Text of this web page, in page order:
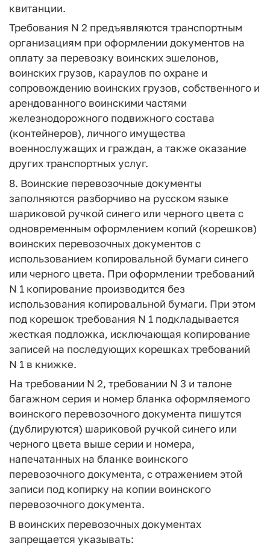
квитанции.
Требования N 2 предъявляются транспортным
организациям при оформлении документов на
оплату за перевозку воинских эшелонов,
воинских грузов, караулов по охране и
сопровождению воинских грузов, собственного и
арендованного воинскими частями
железнодорожного подвижного состава
(контейнеров), личного имущества
военнослужащих и граждан, а также оказание
других транспортных услуг.
8. Воинские перевозочные документы
заполняются разборчиво на русском языке
шариковой ручкой синего или черного цвета с
одновременным оформлением копий (корешков)
воинских перевозочных документов с
использованием копировальной бумаги синего
или черного цвета. При оформлении требований
N 1 копирование производится без
использования копировальной бумаги. При этом
под корешок требования N 1 подкладывается
жесткая подложка, исключающая копирование
записей на последующих корешках требований
N 1 в книжке.
На требовании N 2, требовании N 3 и талоне
багажном серия и номер бланка оформляемого
воинского перевозочного документа пишутся
(дублируются) шариковой ручкой синего или
черного цвета выше серии и номера,
напечатанных на бланке воинского
перевозочного документа, с отражением этой
записи под копирку на копии воинского
перевозочного документа.
В воинских перевозочных документах
запрещается указывать: